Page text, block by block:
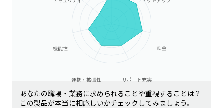
料金
サポート充実
連携・拡張性
機能性
あなたの職場・業務に求められることや重視することは？
この製品が本当に相応しいかチェックしてみましょう。